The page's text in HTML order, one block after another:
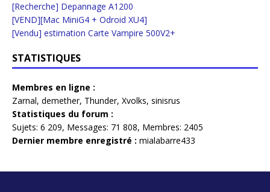
[Recherche] Depannage A1200
[VEND][Mac MiniG4 + Odroid XU4]
[Vendu] estimation Carte Vampire 500V2+
STATISTIQUES
Membres en ligne :
Zarnal, demether, Thunder, Xvolks, sinisrus
Statistiques du forum :
Sujets: 6 209, Messages: 71 808, Membres: 2405
Dernier membre enregistré : mialabarre433